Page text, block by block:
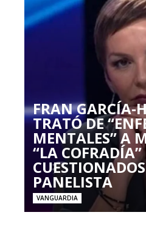
FRAN GARCÍA-
TRATÓ DE
MENTALES” A
“LA COFRADÍA”
PANELISTA
VANGUARDIA